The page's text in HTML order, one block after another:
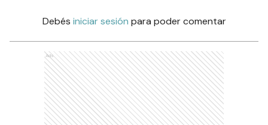
Debés iniciar sesión para poder comentar
Ads